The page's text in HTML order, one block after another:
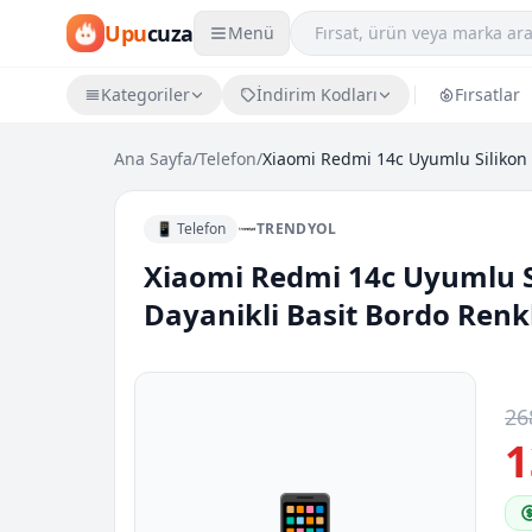
Upucuza Menü
Kategoriler İndirim Kodları Fırsatlar
Ana Sayfa/Telefon/
📱 Telefon TRENDYOL
Xiaomi Redmi 14c Uyumlu
Dayanikli Basit Bordo